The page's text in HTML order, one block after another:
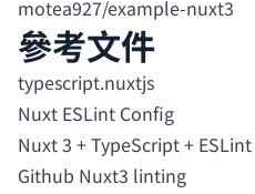
motea927/example-nuxt3
參考文件
typescript.nuxtjs
Nuxt ESLint Config
Nuxt 3 + TypeScript +
Github Nuxt3 linting